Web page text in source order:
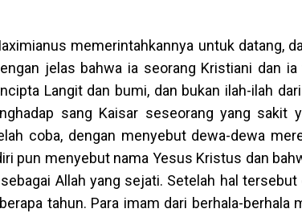
memerintahkannya untuk datang,
jelas bahwa ia seorang Kristiani dan ia
Langit dan bumi, dan bukan ilah-ilah
sang Kaisar seseorang yang sakit
coba, dengan menyebut dewa-dewa
pun menyebut nama Yesus Kristus dan
Allah yang sejati. Setelah hal tersebut
tahun. Para imam dari berhala-berhala